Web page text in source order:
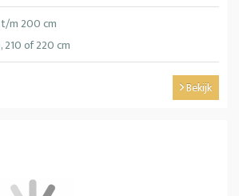
m 200 cm
210 of 220 cm
Bekijk